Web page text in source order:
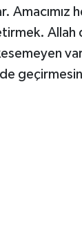
Amacımız
kesemeyen